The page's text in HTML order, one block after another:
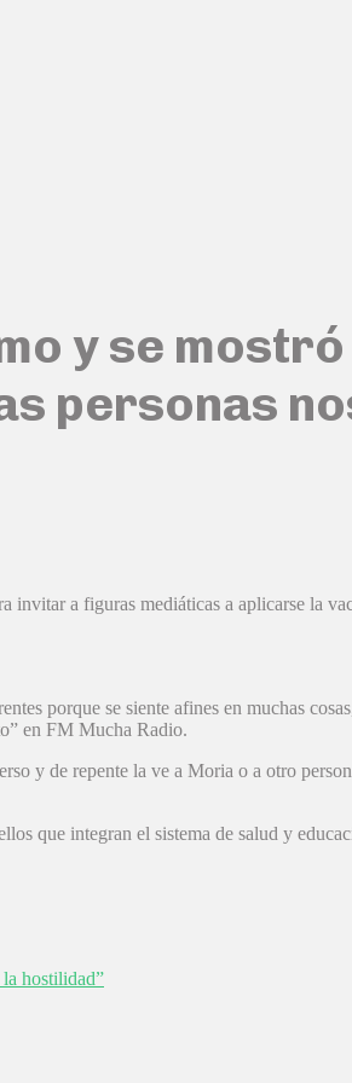
y se
personas
a figuras mediáticas a aplicarse la
porque se siente afines en muchas
en FM Mucha Radio.
y de repente la ve a Moria o a otro
que integran el sistema de salud y
hostilidad”